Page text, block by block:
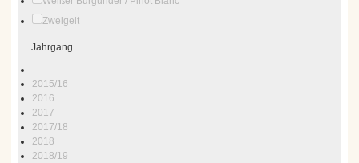
Zweigelt
Jahrgang
----
2015/16
2016
2017
2017/18
2018
2018/19